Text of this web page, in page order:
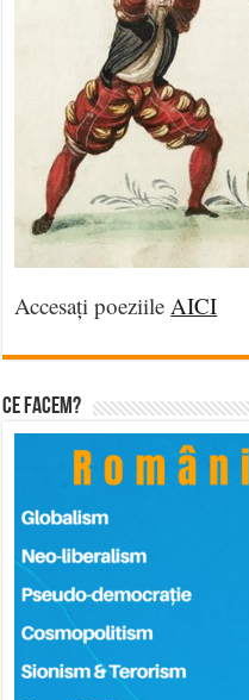
Accesați poeziileAICI
Ce facem?